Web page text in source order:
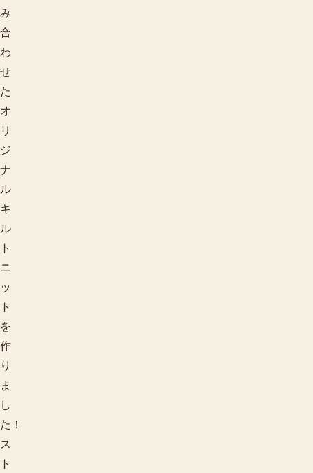
み
合
わ
せ
た
オ
リ
ジ
ナ
ル
キ
ル
ト
ニ
ッ
ト
を
作
り
ま
し
た！
ス
ト